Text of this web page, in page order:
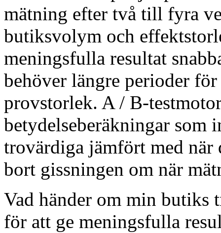
mätning efter två till fyra
butiksvolym och
meningsfulla resultat
behöver längre perioder
provstorlek. A / B-
betydelseberäkningar som
trovärdiga jämfört med när
bort gissningen om när
Vad händer om min
för att ge meningsfulla